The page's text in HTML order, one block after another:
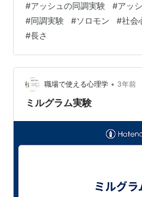
実験は、人間が集団の圧力に
でも集団に同調しようとする
ます。 アッシュの同調実験は
よって行われ、その結果は、
治など、さまざまな分野に応
ば、教育分野では、生徒の学
#アッシュの同調実験 #アッ
#同調実験 #ソロモン #社会
#長さ
職場で使える心理学 • 3年前
ミルグラム実験